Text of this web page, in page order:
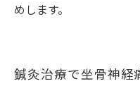
めします。
鍼灸治療で坐骨神経